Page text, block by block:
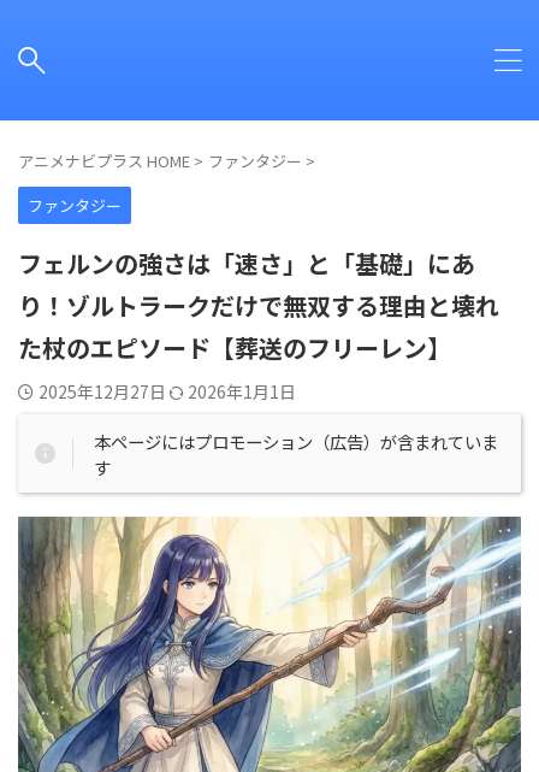
アニメナビプラス HOME > ファンタジー >
ファンタジー
フェルンの強さは「速さ」と「基礎」にあ
り！ゾルトラークだけで無双する理由と壊れ
た杖のエピソード【葬送のフリーレン】
2025年12月27日 2026年1月1日
本ページにはプロモーション（広告）が含まれていま
す